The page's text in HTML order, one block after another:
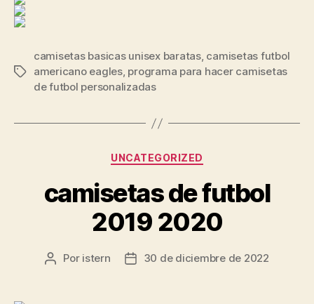
Etiquetas
camisetas basicas unisex baratas, camisetas futbol
americano eagles, programa para hacer camisetas
de futbol personalizadas
Categorías
UNCATEGORIZED
camisetas de futbol
2019 2020
Autor
Por istern
Fecha30 de diciembre de 2022